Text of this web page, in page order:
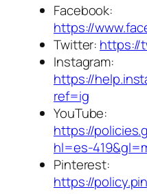
Facebook:
https://
Twitter: https://
Instagram:
https://
ref=ig
YouTube:
https://
hl=es-
Pinterest:
https://